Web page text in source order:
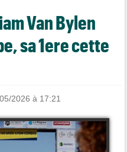
Van Bylen
sa 1ere cette
2026 à 17:21